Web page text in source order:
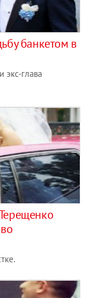
банкетом в
экс-глава